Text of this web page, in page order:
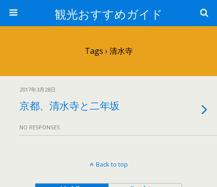
観光おすすめガイド
Tags › 清水寺
2017年3月28日
京都、清水寺と二年坂
NO RESPONSES
Back to top